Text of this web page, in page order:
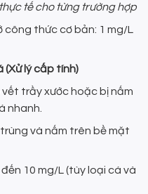
tế cho từng trường hợp
công thức cơ bản: 1 mg/L
(Xử lý cấp tính)
trầy xước hoặc bị nấm
nhanh.
và nấm trên bề mặt
10 mg/L (tùy loại cá và